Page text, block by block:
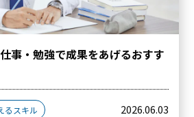
事・勉強で成果をあげるおすす
るスキル 2026.06.03